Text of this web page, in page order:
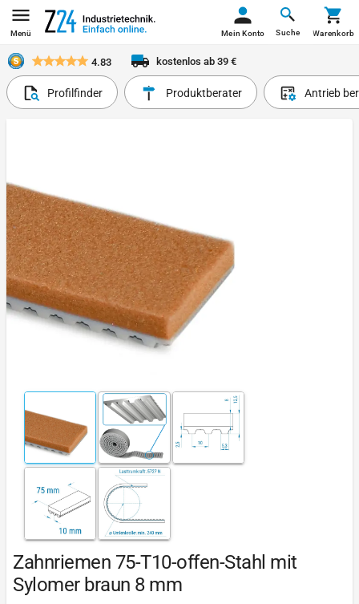
Menü Suche
Mein Konto Warenkorb
4.83 kostenlos ab 39 €
Profilfinder Produktberater Antrieb
Zahnriemen 75-T10-offen-Stahl mit
Sylomer braun 8 mm